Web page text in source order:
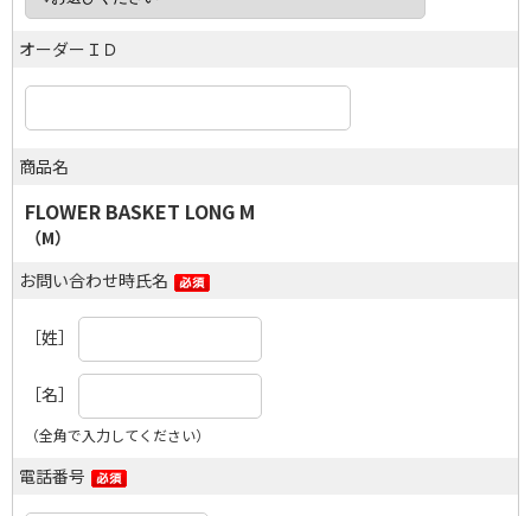
オーダーＩＤ
商品名
FLOWER BASKET LONG M
（M）
お問い合わせ時氏名
［姓］
［名］
（全角で入力してください）
電話番号